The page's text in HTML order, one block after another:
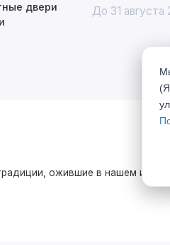
двери
До 31 августа
ожившие в нашем